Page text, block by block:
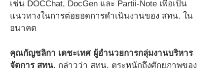
เช่น DOCChat, DocGen และ Partii-Note เพื่อเป็น
แนวทางในการต่อยอดการดำเนินงานของ สทน. ใน
อนาคต
คุณกัญชลิกา เดชะเทศ ผู้อำนวยการกลุ่มงานบริหาร
จัดการ สทน. กล่าวว่า สทน. ตระหนักถึงศักยภาพของ